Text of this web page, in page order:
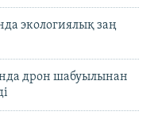
экологиялық заң
дрон шабуылынан